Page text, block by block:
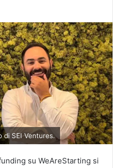
SEI Ventures.
su WeAreStarting si